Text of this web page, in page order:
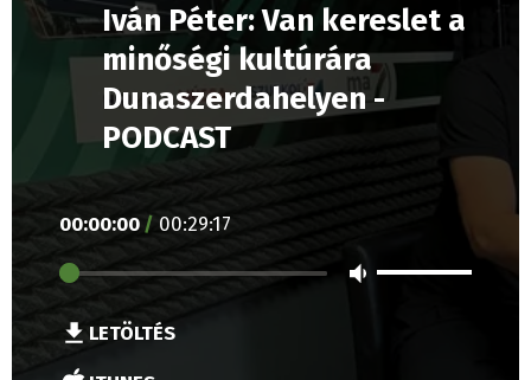
Iván Péter: Van kereslet a
minőségi kultúrára
Dunaszerdahelyen -
PODCAST
00:00:00 / 00:29:17
LETÖLTÉS